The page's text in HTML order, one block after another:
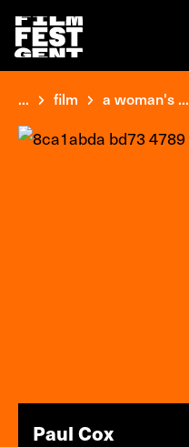
... film a woman's ...
Paul Cox